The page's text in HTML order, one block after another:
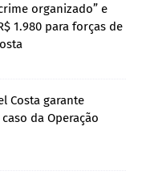
organizado” e
1.980 para forças de
Costa garante
da Operação